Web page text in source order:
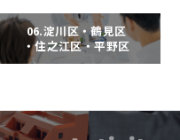
06.淀川区・鶴見区
・住之江区・平野区